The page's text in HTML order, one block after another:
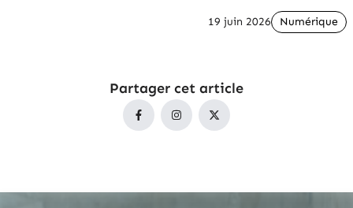
19 juin 2026 Numérique
Partager cet article